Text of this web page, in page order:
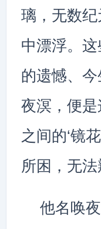
璃，无数
中漂浮。这
的遗憾、
夜溟，便是
之间的‘镜
所困，无
他名唤